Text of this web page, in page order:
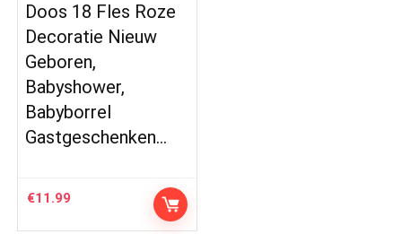
Doos 18 Fles Roze
Decoratie Nieuw
Geboren,
Babyshower,
Babyborrel
Gastgeschenken…
€11.99